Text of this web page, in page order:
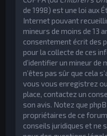
de 1998) est une loi aux
Internet pouvant
mineurs de moins de 13
consentement écrit des
pour la collecte de ces
d’identifier un mineur de
n’êtes pas sûr que cela
vous vous enregistrez
place, contactez un
son avis. Notez que
propriétaires de ce
conseils juridiques et ne